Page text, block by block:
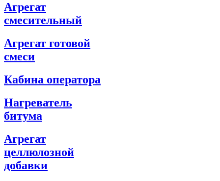
Агрегат
смесительный
Агрегат готовой
смеси
Кабина оператора
Нагреватель
битума
Агрегат
целлюлозной
добавки